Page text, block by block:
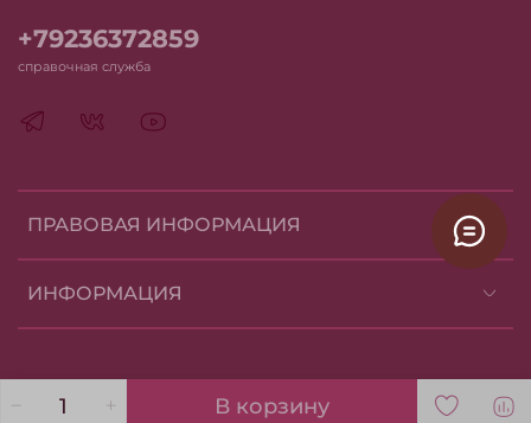
В корзину
ПРАВОВАЯ ИНФОРМАЦИЯ
ИНФОРМАЦИЯ
+79236372859
справочная служба